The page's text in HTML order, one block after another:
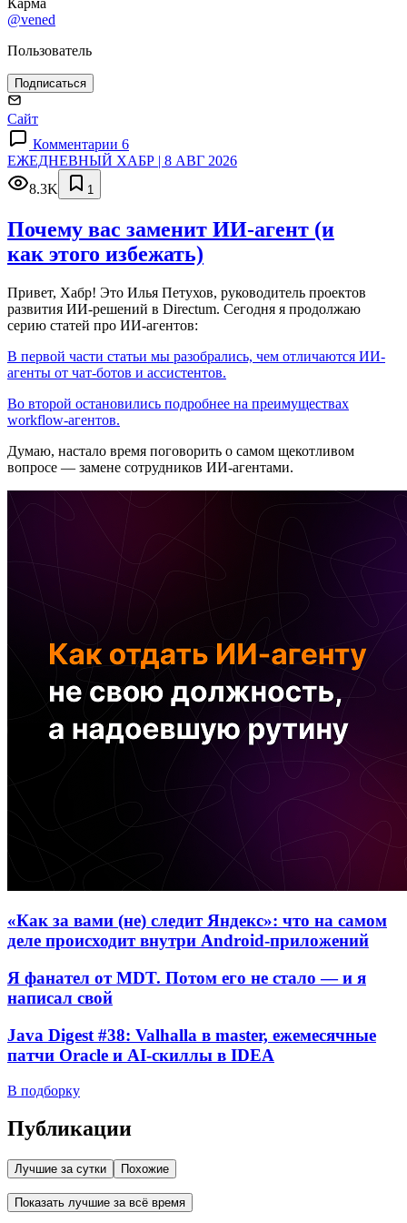
@vened
Пользователь
Подписаться
Сайт
Комментарии 6
ЕЖЕДНЕВНЫЙ ХАБР | 8 АВГ 2026
8.3K
1
Почему вас заменит ИИ‑агент (и
как этого избежать)
Привет, Хабр! Это Илья Петухов, руководитель проектов
развития ИИ-решений в Directum. Сегодня я продолжаю
серию статей про ИИ-агентов:
В первой части статьи мы разобрались, чем отличаются ИИ-
агенты от чат-ботов и ассистентов.
Во второй остановились подробнее на преимуществах
workflow-агентов.
Думаю, настало время поговорить о самом щекотливом
вопросе — замене сотрудников ИИ-агентами.
«Как за вами (не) следит Яндекс»: что на самом
деле происходит внутри Android-приложений
Я фанател от MDT. Потом его не стало — и я
написал свой
Java Digest #38: Valhalla в master, ежемесячные
патчи Oracle и AI-скиллы в IDEA
В подборку
Публикации
Лучшие за сутки Похожие
Показать лучшие за всё время